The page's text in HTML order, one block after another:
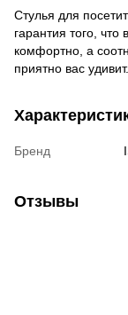
Стулья для
гарантия того, что
комфортно, а
приятно вас удивит.
Бренд
Отзывы